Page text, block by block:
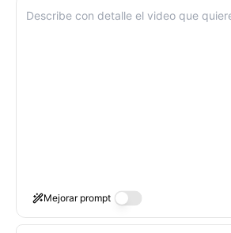
Mejorar prompt